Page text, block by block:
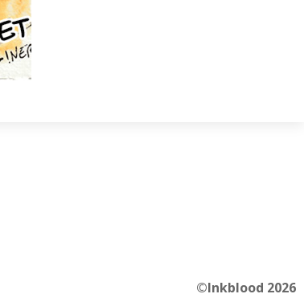
©Inkblood 2026